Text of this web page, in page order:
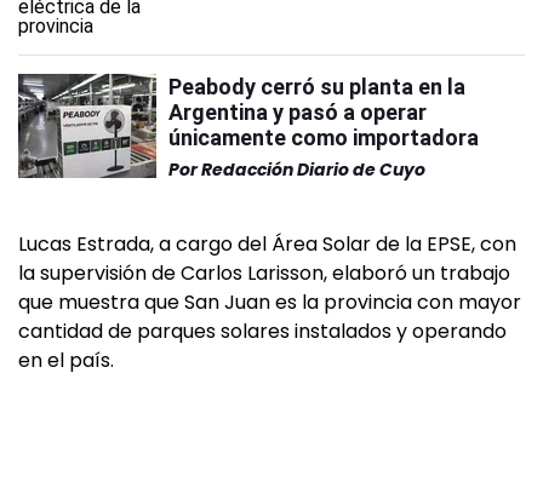
Peabody cerró su planta en la
Argentina y pasó a operar
únicamente como importadora
PorRedacción Diario de Cuyo
Lucas Estrada, a cargo del Área Solar de la EPSE, con
la supervisión de Carlos Larisson, elaboró un trabajo
que muestra que San Juan es la provincia con mayor
cantidad de parques solares instalados y operando
en el país.